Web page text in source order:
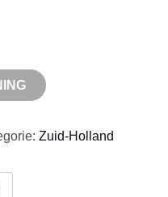
Zuid-Holland